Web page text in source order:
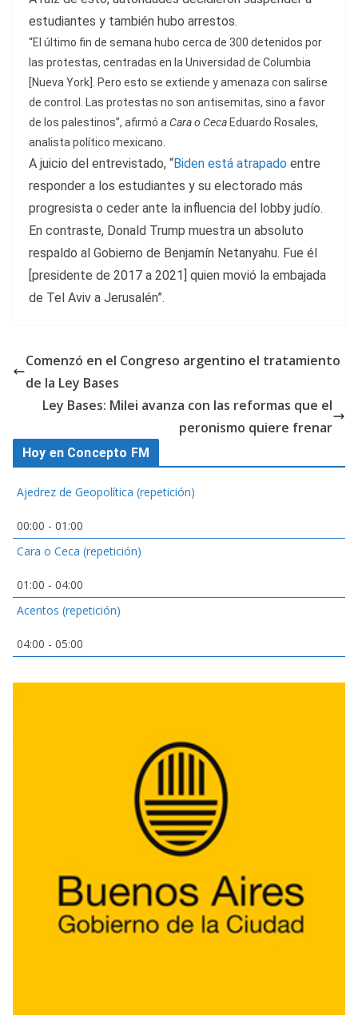
estudiantes y también hubo arrestos.
“El último fin de semana hubo cerca de 300 detenidos por
las protestas, centradas en la Universidad de Columbia
[Nueva York]. Pero esto se extiende y amenaza con salirse
de control. Las protestas no son antisemitas, sino a favor
de los palestinos”, afirmó aCara o Ceca Eduardo Rosales,
analista político mexicano.
A juicio del entrevistado, “Biden está atrapado entre
responder a los estudiantes y su electorado más
progresista o ceder ante la influencia del lobby judío.
En contraste, Donald Trump muestra un absoluto
respaldo al Gobierno de Benjamín Netanyahu. Fue él
[presidente de 2017 a 2021] quien movió la embajada
de Tel Aviv a Jerusalén”.
Comenzó en el Congreso argentino el tratamiento
de la Ley Bases
Ley Bases: Milei avanza con las reformas que el
peronismo quiere frenar
Hoy en Concepto FM
Ajedrez de Geopolítica (repetición)
00:00 - 01:00
Cara o Ceca (repetición)
01:00 - 04:00
Acentos (repetición)
04:00 - 05:00